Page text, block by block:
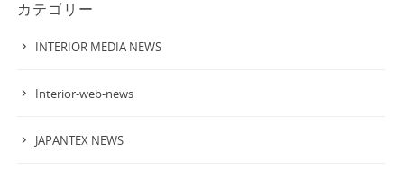
カテゴリー
INTERIOR MEDIA NEWS
interior-web-news
JAPANTEX NEWS